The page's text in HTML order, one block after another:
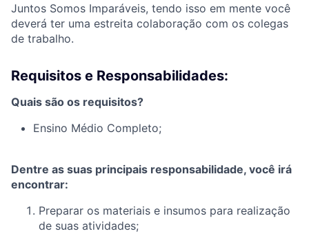
Juntos Somos Imparáveis, tendo isso em mente você
deverá ter uma estreita colaboração com os colegas
de trabalho.
Requisitos e Responsabilidades:
Quais são os requisitos?
Ensino Médio Completo;
Dentre as suas principais responsabilidade, você irá
encontrar:
Preparar os materiais e insumos para realização
de suas atividades;